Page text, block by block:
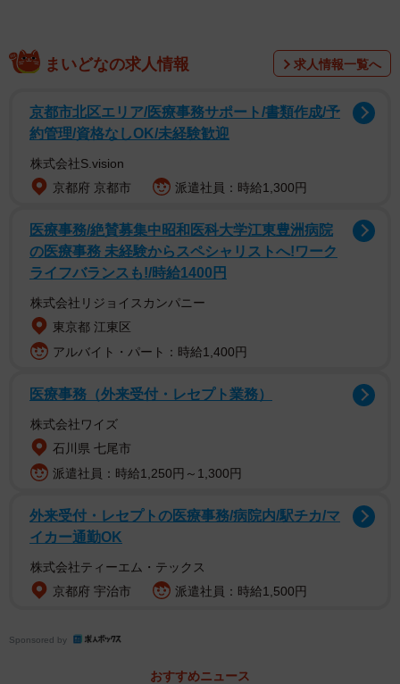
民家カフェを運営している納夢（のうむ）安紫（あんじ）
さん（26）。「長く続いた店を誰かに託したい」との前店
主の声に応える形で昨年5月に再オープンした。
まいどなの求人情報 求人情報一覧へ
京都市北区エリア/医療事務サポート/書類作成/予
約管理/資格なしOK/未経験歓迎
株式会社S.vision
京都府 京都市
派遣社員：時給1,300円
医療事務/絶賛募集中昭和医科大学江東豊洲病院
の医療事務 未経験からスペシャリストへ!ワーク
ライフバランスも!/時給1400円
株式会社リジョイスカンパニー
東京都 江東区
アルバイト・パート：時給1,400円
医療事務（外来受付・レセプト業務）
株式会社ワイズ
石川県 七尾市
派遣社員：時給1,250円～1,300円
外来受付・レセプトの医療事務/病院内/駅チカ/マ
イカー通勤OK
株式会社ティーエム・テックス
京都府 宇治市
派遣社員：時給1,500円
Sponsored by
おすすめニュース